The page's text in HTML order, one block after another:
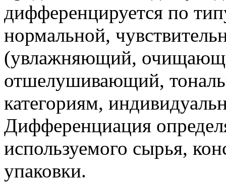
дифференцируется по
нормальной,
(увлажняющий,
отшелушивающий,
категориям,
Дифференциация
используемого сырья,
упаковки.